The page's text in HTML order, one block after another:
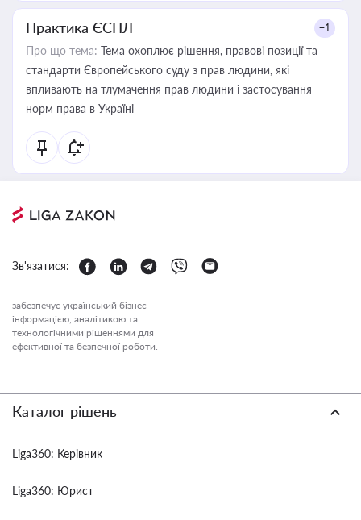
Практика ЄСПЛ +1
Про що тема: Тема охоплює рішення, правові позиції та
стандарти Європейського суду з прав людини, які
впливають на тлумачення прав людини і застосування
норм права в Україні
Зв'язатися:
забезпечує український бізнес
інформацією, аналітикою та
технологічними рішеннями для
ефективної та безпечної роботи.
Каталог рішень
Liga360: Керівник
Liga360: Юрист